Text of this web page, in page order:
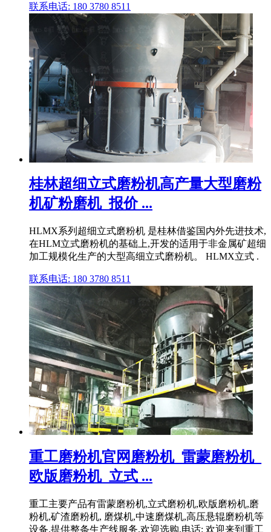
联系电话: 180 3780 8511
桂林超细立式磨粉机高产量大型磨粉
机矿粉磨机_报价 ...
HLMX系列超细立式磨粉机 是桂林借鉴国内外先进技术,
在HLM立式磨粉机的基础上,开发的适用于非金属矿超细
加工规模化生产的大型高细立式磨粉机。 HLMX立式 .
联系电话: 180 3780 8511
重工磨粉机官网磨粉机_雷蒙磨粉机_
欧版磨粉机_立式 ...
重工主要产品有雷蒙磨粉机,立式磨粉机,欧版磨粉机,磨
粉机,矿渣磨粉机, 磨煤机,中速磨煤机,高压悬辊磨粉机等
设备,提供整条生产线服务.欢迎选购.电话: 欢迎来到重工